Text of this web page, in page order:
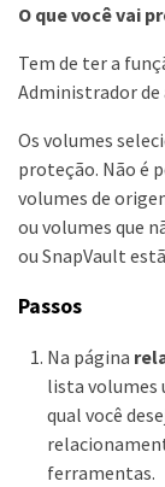
O que você vai
Tem de ter a
Administrador
Os volumes
proteção. Não é
volumes de
ou volumes que
ou SnapVault
Passos
Na página
lista volumes
qual você
ferramentas.